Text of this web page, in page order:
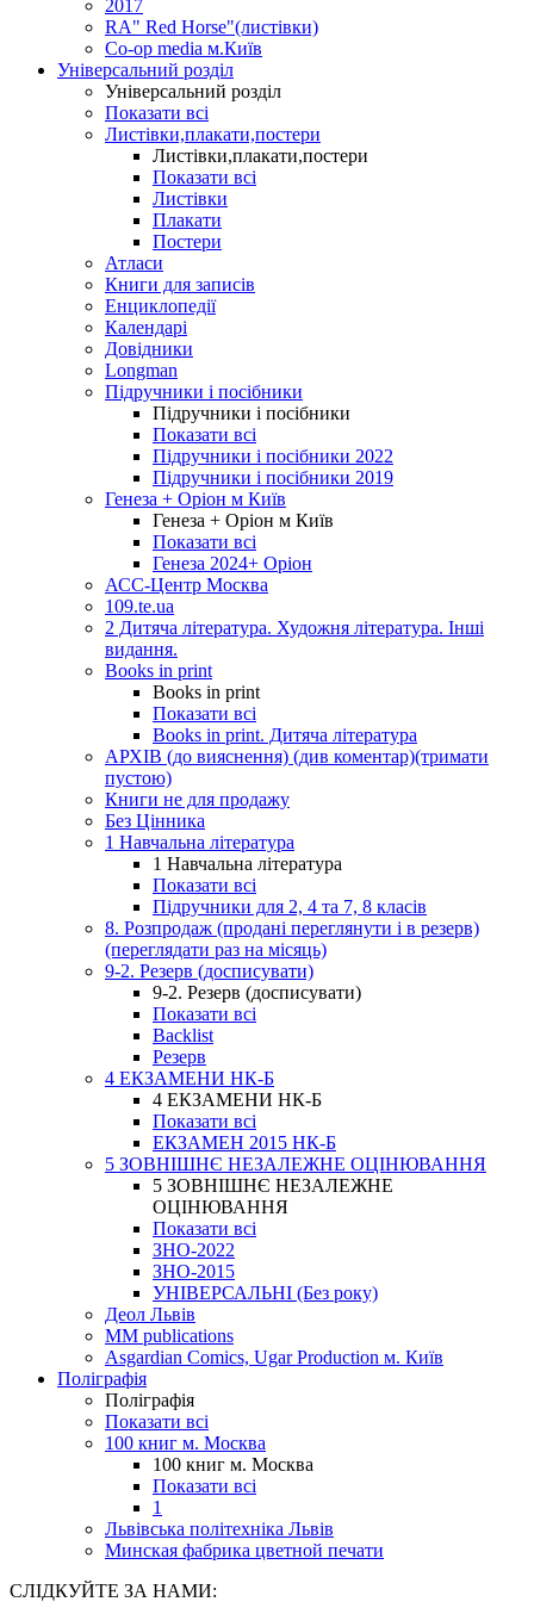
2017
RA" Red Horse"(листівки)
Co-op media м.Київ
Універсальний розділ
Універсальний розділ
Показати всі
Листівки,плакати,постери
Листівки,плакати,постери
Показати всі
Листівки
Плакати
Постери
Атласи
Книги для записів
Енциклопедії
Календарі
Довідники
Longman
Підручники і посібники
Підручники і посібники
Показати всі
Підручники і посібники 2022
Підручники і посібники 2019
Генеза + Оріон м Київ
Генеза + Оріон м Київ
Показати всі
Генеза 2024+ Оріон
АСС-Центр Москва
109.te.ua
2 Дитяча література. Художня література. Інші
видання.
Books in print
Books in print
Показати всі
Books in print. Дитяча література
АРХІВ (до вияснення) (див коментар)(тримати
пустою)
Книги не для продажу
Без Цінника
1 Навчальна література
1 Навчальна література
Показати всі
Підручники для 2, 4 та 7, 8 класів
8. Розпродаж (продані переглянути і в резерв)
(переглядати раз на місяць)
9-2. Резерв (досписувати)
9-2. Резерв (досписувати)
Показати всі
Backlist
Резерв
4 ЕКЗАМЕНИ НК-Б
4 ЕКЗАМЕНИ НК-Б
Показати всі
ЕКЗАМЕН 2015 НК-Б
5 ЗОВНІШНЄ НЕЗАЛЕЖНЕ ОЦІНЮВАННЯ
5 ЗОВНІШНЄ НЕЗАЛЕЖНЕ
ОЦІНЮВАННЯ
Показати всі
ЗНО-2022
ЗНО-2015
УНІВЕРСАЛЬНІ (Без року)
Деол Львів
MM publications
Asgardian Comics, Ugar Production м. Київ
Поліграфія
Поліграфія
Показати всі
100 книг м. Москва
100 книг м. Москва
Показати всі
1
Львівська політехніка Львів
Минская фабрика цветной печати
СЛІДКУЙТЕ ЗА НАМИ: